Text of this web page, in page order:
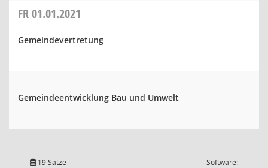
FR01.01.2021
Gemeindevertretung
Gemeindeentwicklung Bau und Umwelt
19 Sätze
Software: